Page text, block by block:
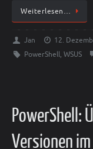
Weiterlesen…
Jan 12.
PowerShell, WSUS
PowerShell:
Versionen im